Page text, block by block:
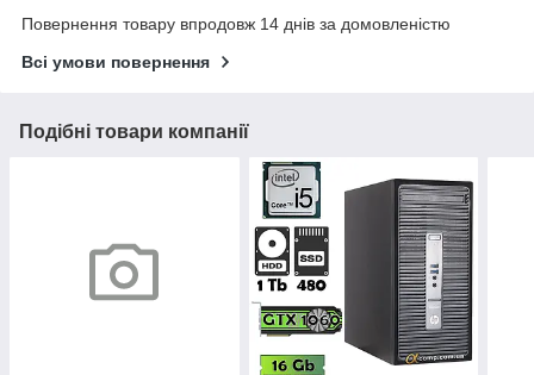
Повернення товару впродовж 14 днів за домовленістю
Всі умови повернення
Подібні товари компанії